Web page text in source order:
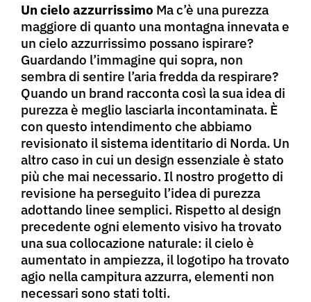
Un cielo azzurrissimo Ma c’è una purezza
maggiore di quanto una montagna innevata e
un cielo azzurrissimo possano ispirare?
Guardando l’immagine qui sopra, non
sembra di sentire l’aria fredda da respirare?
Quando un brand racconta così la sua idea di
purezza è meglio lasciarla incontaminata. È
con questo intendimento che abbiamo
revisionato il sistema identitario di Norda. Un
altro caso in cui un design essenziale è stato
più che mai necessario. Il nostro progetto di
revisione ha perseguito l’idea di purezza
adottando linee semplici. Rispetto al design
precedente ogni elemento visivo ha trovato
una sua collocazione naturale: il cielo è
aumentato in ampiezza, il logotipo ha trovato
agio nella campitura azzurra, elementi non
necessari sono stati tolti.